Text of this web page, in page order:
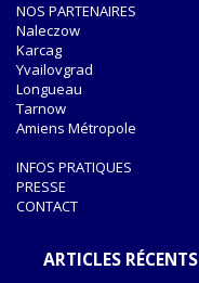
NOS PARTENAIRES
Naleczow
Karcag
Yvailovgrad
Longueau
Tarnow
Amiens Métropole
INFOS PRATIQUES
PRESSE
CONTACT
ARTICLES RÉCENTS